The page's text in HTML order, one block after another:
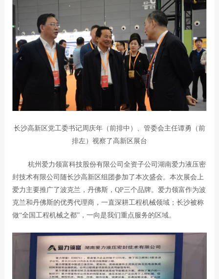
长沙高新区党工委书记周庆年（前排中）、管委会主任谭勇（前
排左）视察了高新区展台
杭州爱力领富科技股份有限公司全资子公司湖南爱力液压密
封技术有限公司随长沙高新区组团参加了本次盛会。本次展会上
爱力主要推广了波克兰，丹佛斯，QP三个品牌。爱力领富作为波
克兰和丹佛斯的优秀代理商，一直深耕工程机械领域；长沙被称
做“全国工程机械之都”，一向是我们重点服务的区域。